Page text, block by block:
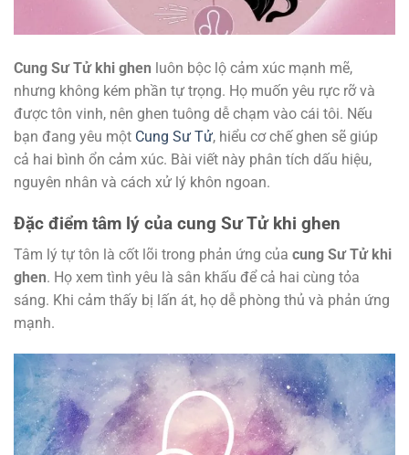
Cung Sư Tử khi ghen luôn bộc lộ cảm xúc mạnh mẽ,
nhưng không kém phần tự trọng. Họ muốn yêu rực rỡ và
được tôn vinh, nên ghen tuông dễ chạm vào cái tôi. Nếu
bạn đang yêu một Cung Sư Tử, hiểu cơ chế ghen sẽ giúp
cả hai bình ổn cảm xúc. Bài viết này phân tích dấu hiệu,
nguyên nhân và cách xử lý khôn ngoan.
Đặc điểm tâm lý của cung Sư Tử khi ghen
Tâm lý tự tôn là cốt lõi trong phản ứng của cung Sư Tử khi
ghen. Họ xem tình yêu là sân khấu để cả hai cùng tỏa
sáng. Khi cảm thấy bị lấn át, họ dễ phòng thủ và phản ứng
mạnh.